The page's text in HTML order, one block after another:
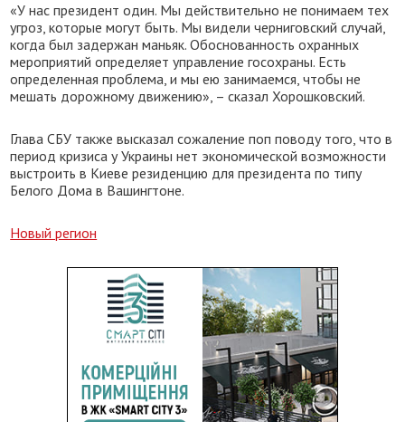
«У нас президент один. Мы действительно не понимаем тех
угроз, которые могут быть. Мы видели черниговский случай,
когда был задержан маньяк. Обоснованность охранных
мероприятий определяет управление госохраны. Есть
определенная проблема, и мы ею занимаемся, чтобы не
мешать дорожному движению», – сказал Хорошковский.
Глава СБУ также высказал сожаление поп поводу того, что в
период кризиса у Украины нет экономической возможности
выстроить в Киеве резиденцию для президента по типу
Белого Дома в Вашингтоне.
Новый регион